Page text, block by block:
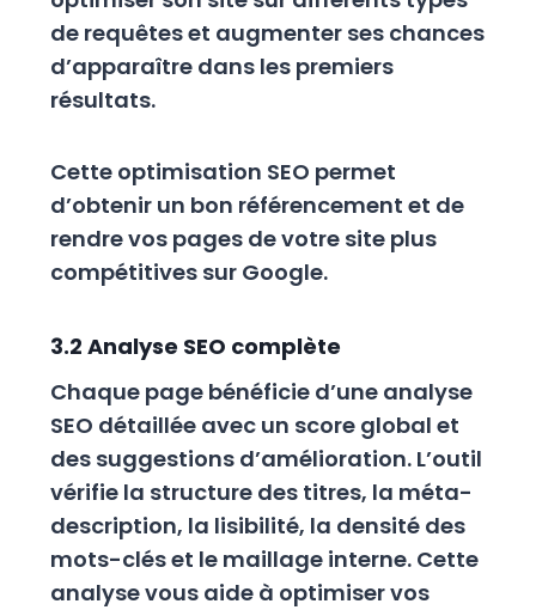
de requêtes et augmenter ses chances
d’apparaître dans les premiers
résultats.
Cette optimisation SEO permet
d’obtenir un bon référencement et de
rendre vos pages de votre site plus
compétitives sur Google.
3.2 Analyse SEO complète
Chaque page bénéficie d’une analyse
SEO détaillée avec un score global et
des suggestions d’amélioration. L’outil
vérifie la structure des titres, la méta-
description, la lisibilité, la densité des
mots-clés et le maillage interne. Cette
analyse vous aide à optimiser vos